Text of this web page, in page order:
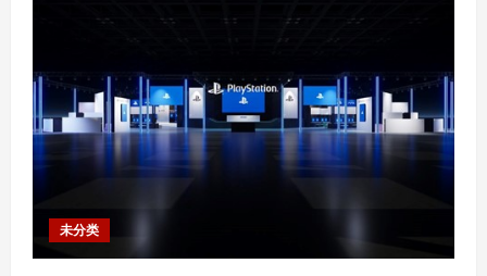
霸
——
AMD
携
京
东、
华
AMD
未分类